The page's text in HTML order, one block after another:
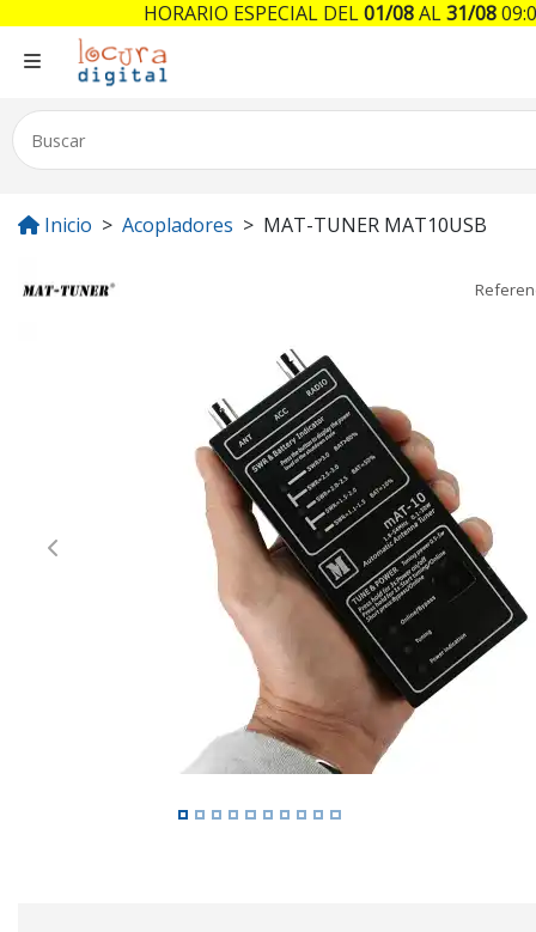
Inicio Acopladores MAT-TUNER MAT10USB
Previous
HORARIO ESPECIAL DEL01/08AL31/08